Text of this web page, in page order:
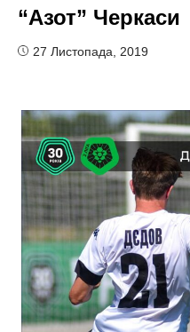
“Азот” Черкаси
27 Листопада, 2019